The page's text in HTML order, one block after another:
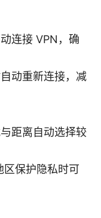
连接 VPN，确
动重新连接，减
距离自动选择较
保护隐私时可